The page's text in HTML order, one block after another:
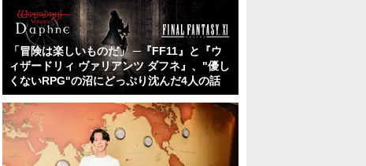
「冒険は楽しいものだ」 ─『FF11』と『ウ
ィザードリィ ヴァリアンツ ダフネ』、"優し
くないRPG"の沼にどっぷり沈んだ4人の話